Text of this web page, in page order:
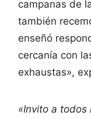
campanas de
también
enseñó
cercanía con
exhaustas»,
«Invito a todos